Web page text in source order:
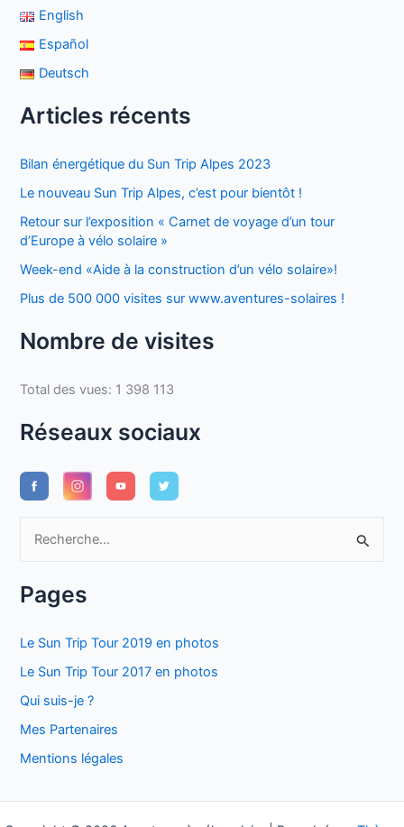
English
Español
Deutsch
Articles récents
Bilan énergétique du Sun Trip Alpes 2023
Le nouveau Sun Trip Alpes, c’est pour bientôt !
Retour sur l’exposition « Carnet de voyage d’un tour
d’Europe à vélo solaire »
Week-end «Aide à la construction d’un vélo solaire»!
Plus de 500 000 visites sur www.aventures-solaires !
Nombre de visites
Total des vues: 1 398 113
Réseaux sociaux
h
h
e
r
Pages
Le Sun Trip Tour 2019 en photos
Le Sun Trip Tour 2017 en photos
Qui suis-je ?
Mes Partenaires
Mentions légales